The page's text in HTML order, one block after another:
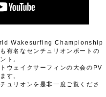
Wakesurfing Championship
有名なセンチュリオンボートの
ト。
ウェイクサーフィンの大会のPV
す。
ュリオンを是非一度ご覧くださ